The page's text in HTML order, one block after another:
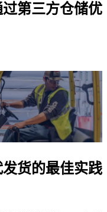
第三方仓储优
货的最佳实践